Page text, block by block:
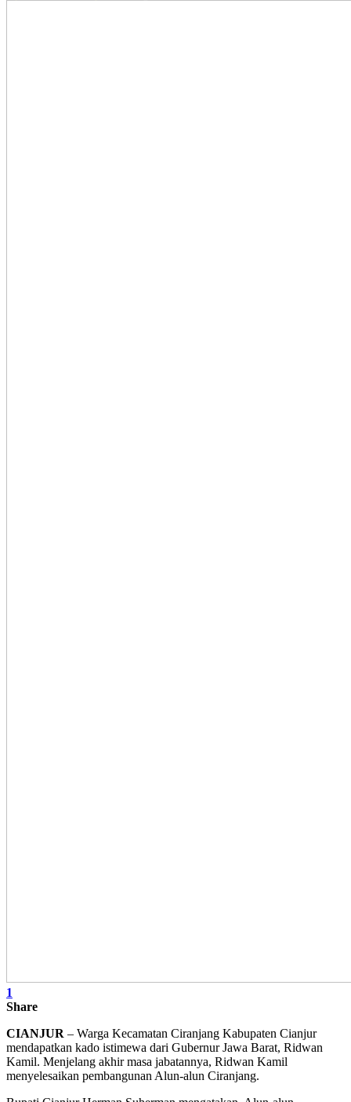
1
Share
CIANJUR – Warga Kecamatan Ciranjang Kabupaten Cianjur
mendapatkan kado istimewa dari Gubernur Jawa Barat, Ridwan
Kamil. Menjelang akhir masa jabatannya, Ridwan Kamil
menyelesaikan pembangunan Alun-alun Ciranjang.